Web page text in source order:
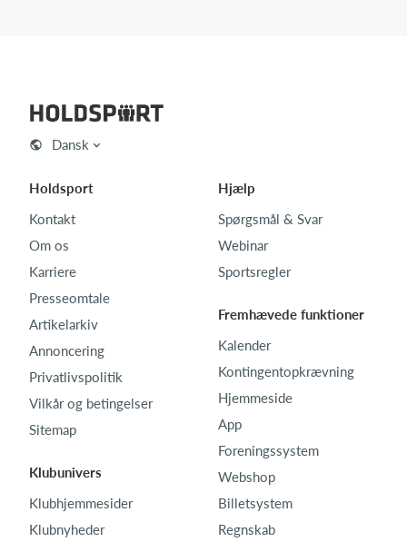
Dansk
Holdsport
Kontakt
Om os
Karriere
Presseomtale
Artikelarkiv
Annoncering
Privatlivspolitik
Vilkår og betingelser
Sitemap
Klubunivers
Klubhjemmesider
Klubnyheder
Hjælp
Spørgsmål & Svar
Webinar
Sportsregler
Fremhævede funktioner
Kalender
Kontingentopkrævning
Hjemmeside
App
Foreningssystem
Webshop
Billetsystem
Regnskab